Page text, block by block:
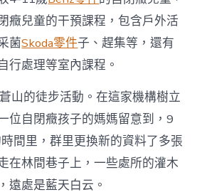
癥兒童的干預課程，包含戶外活
菌Skoda零件子、趕集等，還有
行處理等室內課程。
山的徒步活動。在這家機構樹立
位自閉癥孩子的媽媽留意到，9
間里，群里更換新的資料了多張
在林間巷子上，一些處所的灌木
遠處是藍天白云。